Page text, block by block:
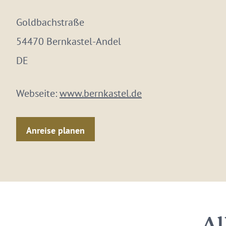
Goldbachstraße
54470 Bernkastel-Andel
DE
Webseite:www.bernkastel.de
Anreise planen